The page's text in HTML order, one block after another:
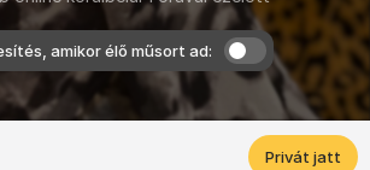
amikor élő műsort ad:
Privát jatt